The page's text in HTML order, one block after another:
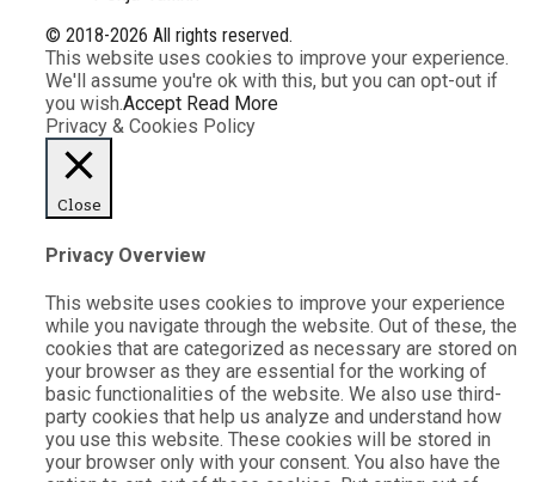
© 2018-2026 All rights reserved.
This website uses cookies to improve your experience.
We'll assume you're ok with this, but you can opt-out if
you wish.Accept Read More
Privacy & Cookies Policy
Close
Privacy Overview
This website uses cookies to improve your experience
while you navigate through the website. Out of these, the
cookies that are categorized as necessary are stored on
your browser as they are essential for the working of
basic functionalities of the website. We also use third-
party cookies that help us analyze and understand how
you use this website. These cookies will be stored in
your browser only with your consent. You also have the